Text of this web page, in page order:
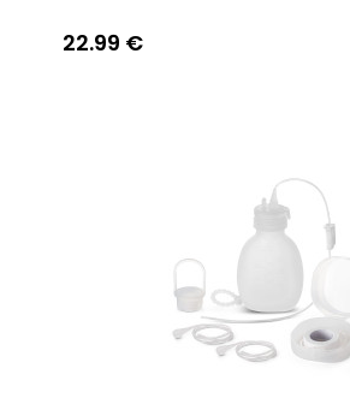
22.99 €